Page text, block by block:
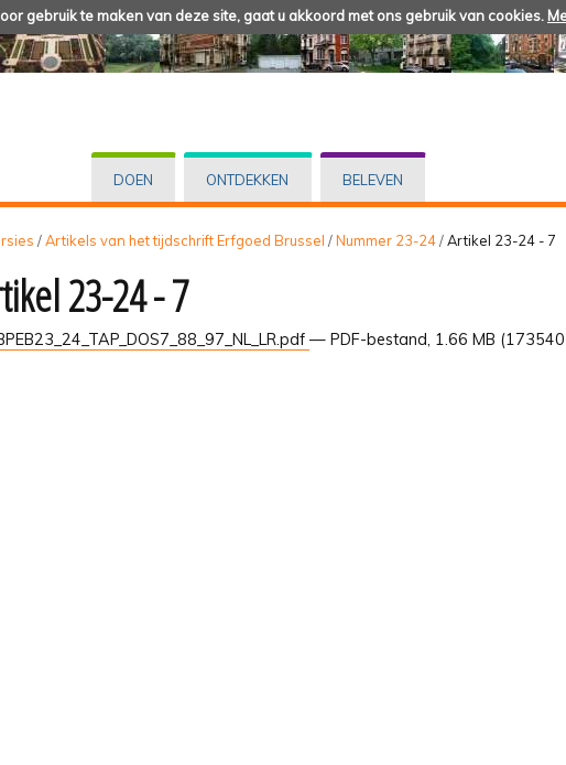
gebruik te maken van deze site, gaat u akkoord met ons gebruik van cookies.
DOEN ONTDEKKEN BELEVEN
/Artikels van het tijdschrift Erfgoed Brussel /Nummer 23-24/Artikel 23-24 - 7
23-24 - 7
— PDF-bestand, 1.66 MB